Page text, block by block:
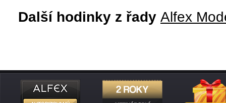
Další hodinky z řady Alfex